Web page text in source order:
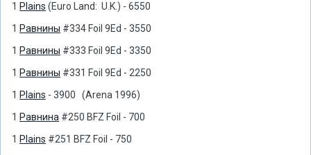
1 Plains (Euro Land: U.K.) - 6550
1 Равнины #334 Foil 9Ed - 3550
1 Равнины #333 Foil 9Ed - 3350
1 Равнины #331 Foil 9Ed - 2250
1 Plains - 3900 (Arena 1996)
1 Равнина #250 BFZ Foil - 700
1 Plains #251 BFZ Foil - 750